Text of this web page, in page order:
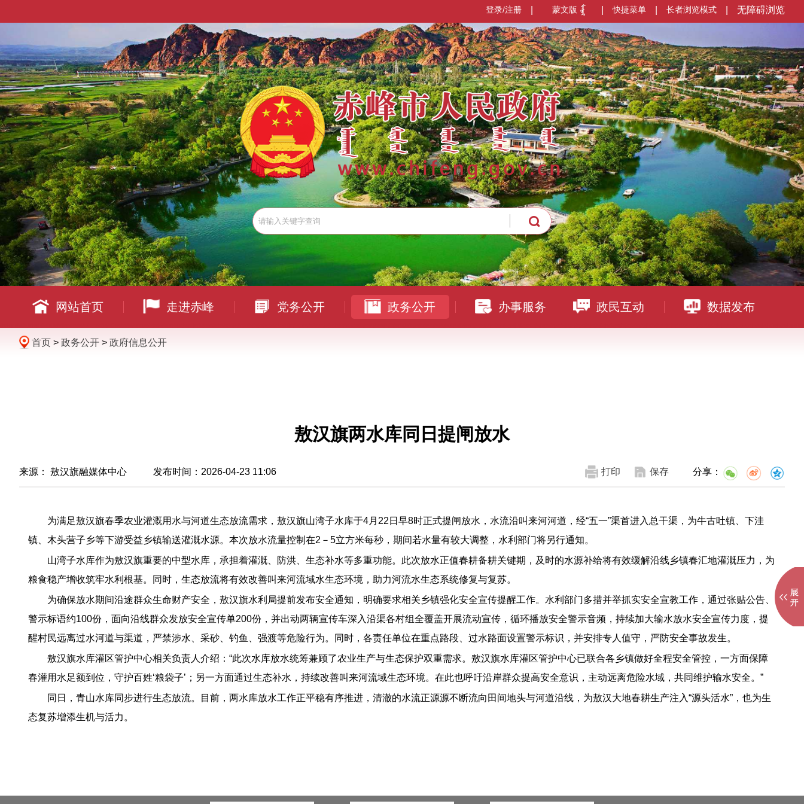
无障碍浏览
长者浏览模式
快捷菜单
蒙文版
登录/注册
网站首页 走进赤峰 党务公开 政务公开 办事服务 政民互动 数据发布
首页 > 政务公开 > 政府信息公开
敖汉旗两水库同日提闸放水
来源： 敖汉旗融媒体中心 发布时间：2026-04-23 11:06 打印 保存 分享：
为满足敖汉旗春季农业灌溉用水与河道生态放流需求，敖汉旗山湾子水库于4月22日早8时正式提闸放水，水流沿叫来河河道，经“五一”渠首进入总干渠，为牛古吐镇、下洼
镇、木头营子乡等下游受益乡镇输送灌溉水源。本次放水流量控制在2－5立方米每秒，期间若水量有较大调整，水利部门将另行通知。
山湾子水库作为敖汉旗重要的中型水库，承担着灌溉、防洪、生态补水等多重功能。此次放水正值春耕备耕关键期，及时的水源补给将有效缓解沿线乡镇春汇地灌溉压力，为
粮食稳产增收筑牢水利根基。同时，生态放流将有效改善叫来河流域水生态环境，助力河流水生态系统修复与复苏。
为确保放水期间沿途群众生命财产安全，敖汉旗水利局提前发布安全通知，明确要求相关乡镇强化安全宣传提醒工作。水利部门多措并举抓实安全宣教工作，通过张贴公告、
警示标语约100份，面向沿线群众发放安全宣传单200份，并出动两辆宣传车深入沿渠各村组全覆盖开展流动宣传，循环播放安全警示音频，持续加大输水放水安全宣传力度，提
醒村民远离过水河道与渠道，严禁涉水、采砂、钓鱼、强渡等危险行为。同时，各责任单位在重点路段、过水路面设置警示标识，并安排专人值守，严防安全事故发生。
敖汉旗水库灌区管护中心相关负责人介绍：“此次水库放水统筹兼顾了农业生产与生态保护双重需求。敖汉旗水库灌区管护中心已联合各乡镇做好全程安全管控，一方面保障
春灌用水足额到位，守护百姓‘粮袋子’；另一方面通过生态补水，持续改善叫来河流域生态环境。在此也呼吁沿岸群众提高安全意识，主动远离危险水域，共同维护输水安全。”
同日，青山水库同步进行生态放流。目前，两水库放水工作正平稳有序推进，清澈的水流正源源不断流向田间地头与河道沿线，为敖汉大地春耕生产注入“源头活水”，也为生
态复苏增添生机与活力。